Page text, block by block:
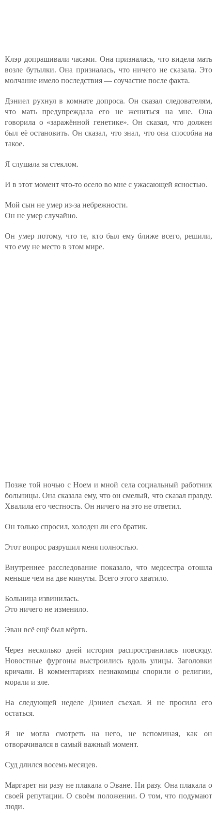
Клэр допрашивали часами. Она призналась, что видела мать
возле бутылки. Она призналась, что ничего не сказала. Это
молчание имело последствия — соучастие после факта.
Дэниел рухнул в комнате допроса. Он сказал следователям,
что мать предупреждала его не жениться на мне. Она
говорила о «заражённой генетике». Он сказал, что должен
был её остановить. Он сказал, что знал, что она способна на
такое.
Я слушала за стеклом.
И в этот момент что-то осело во мне с ужасающей ясностью.
Мой сын не умер из-за небрежности.
Он не умер случайно.
Он умер потому, что те, кто был ему ближе всего, решили,
что ему не место в этом мире.
Позже той ночью с Ноем и мной села социальный работник
больницы. Она сказала ему, что он смелый, что сказал правду.
Хвалила его честность. Он ничего на это не ответил.
Он только спросил, холоден ли его братик.
Этот вопрос разрушил меня полностью.
Внутреннее расследование показало, что медсестра отошла
меньше чем на две минуты. Всего этого хватило.
Больница извинилась.
Это ничего не изменило.
Эван всё ещё был мёртв.
Через несколько дней история распространилась повсюду.
Новостные фургоны выстроились вдоль улицы. Заголовки
кричали. В комментариях незнакомцы спорили о религии,
морали и зле.
На следующей неделе Дэниел съехал. Я не просила его
остаться.
Я не могла смотреть на него, не вспоминая, как он
отворачивался в самый важный момент.
Суд длился восемь месяцев.
Маргарет ни разу не плакала о Эване. Ни разу. Она плакала о
своей репутации. О своём положении. О том, что подумают
люди.